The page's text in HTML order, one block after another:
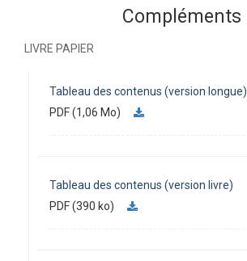
Compléments
LIVRE PAPIER
Tableau des contenus (version longue)
PDF (1,06 Mo)
Tableau des contenus (version livre)
PDF (390 ko)